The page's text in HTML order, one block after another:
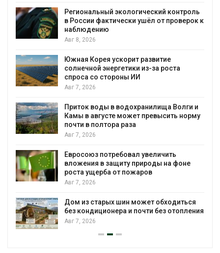
экологический контроль
ушёл от проверок к
развитие
из-за роста
ИИ
в водохранилища Волги и
может превысить норму
раза
увеличить
природы на фоне
от пожаров
шин может обходиться
и почти без отопления
Ozon запустит
приютов
столкнулся с
близости
инфраструктура
Авг 7, 2026
России по итогам
Авг 7, 2026